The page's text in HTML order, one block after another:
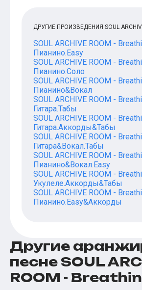
ДРУГИЕ ПРОИЗВЕДЕНИЯ SOUL
SOUL ARCHIVE ROOM -
Пианино.Easy
SOUL ARCHIVE ROOM -
Пианино.Соло
SOUL ARCHIVE ROOM -
Пианино&Вокал
SOUL ARCHIVE ROOM -
Гитара.Табы
SOUL ARCHIVE ROOM -
Гитара.Аккорды&Табы
SOUL ARCHIVE ROOM -
Гитара&Вокал.Табы
SOUL ARCHIVE ROOM -
Пианино&Вокал.Easy
SOUL ARCHIVE ROOM -
Укулеле.Аккорды&Табы
SOUL ARCHIVE ROOM -
Пианино.Easy&Аккорды
Другие
песне SOUL
ROOM -